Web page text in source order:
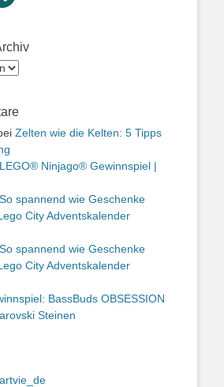
Zelten wie die Kelten: 5 Tipps
LEGO® Ninjago® Gewinnspiel |
So spannend wie Geschenke
City Adventskalender
So spannend wie Geschenke
City Adventskalender
BassBuds OBSESSION
Steinen